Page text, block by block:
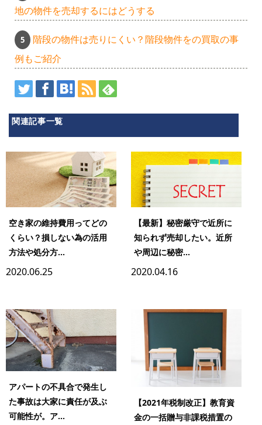
地の物件を売却するにはどうする
階段の物件は売りにくい？階段物件をの買取の事
例もご紹介
関連記事一覧
空き家の維持費用ってどの
くらい？損しない為の活用
方法や処分方...
2020.06.25
【最新】秘密厳守で近所に
知られず売却したい。近所
や周辺に秘密...
2020.04.16
アパートの不具合で発生し
た事故は大家に責任が及ぶ
可能性が。ア...
【2021年税制改正】教育資
金の一括贈与非課税措置の